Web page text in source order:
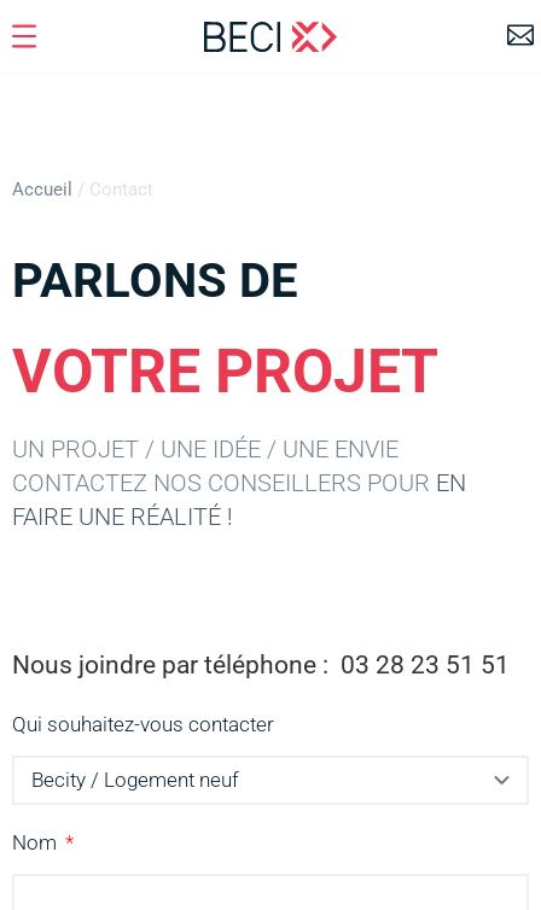
Accueil / Contact
PARLONS DE
VOTRE PROJET
UN PROJET / UNE IDÉE / UNE ENVIE
CONTACTEZ NOS CONSEILLERS POUR EN
FAIRE UNE RÉALITÉ !
Nous joindre par téléphone : 03 28 23 51 51
Qui souhaitez-vous contacter
Nom